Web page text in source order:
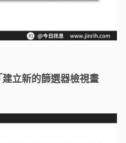
立新的篩選器檢視畫